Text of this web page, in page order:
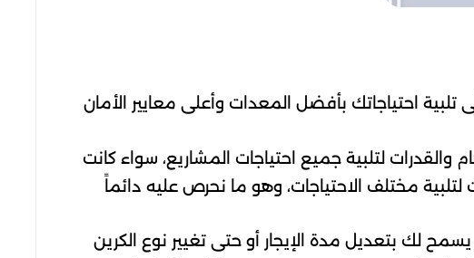
احتياجاتك بأفضل المعدات وأعلى معايير الأمان
والقدرات لتلبية جميع احتياجات المشاريع، سواء كانت
مختلف الاحتياجات، وهو ما نحرص عليه دائماً
لك بتعديل مدة الإيجار أو حتى تغيير نوع الكرين